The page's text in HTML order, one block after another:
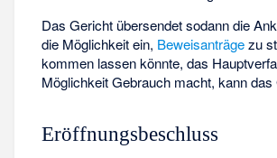
Das Gericht übersendet sodann die
die Möglichkeit ein, Beweisanträgezu
kommen lassen könnte, das
Möglichkeit Gebrauch macht, kann
Eröffnungsbeschluss